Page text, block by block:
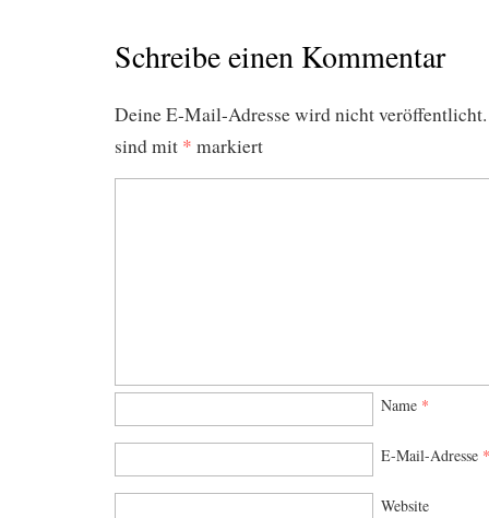
Schreibe einen Kommentar
Deine E-Mail-Adresse wird nicht veröffentlicht.
sind mit * markiert
Name *
E-Mail-Adresse *
Website